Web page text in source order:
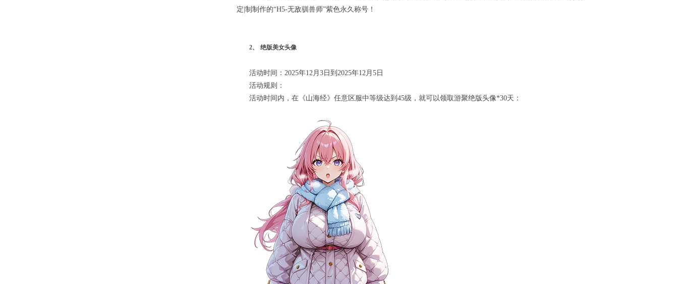
定|制制作的“H5-无敌驯兽师”紫色永久称号！
2、 绝版美女头像
活动时间：2025年12月3日到2025年12月5日
活动规则：
活动时间内，在《山海经》任意区服中等级达到45级，就可以领取游聚绝版头像*30天：